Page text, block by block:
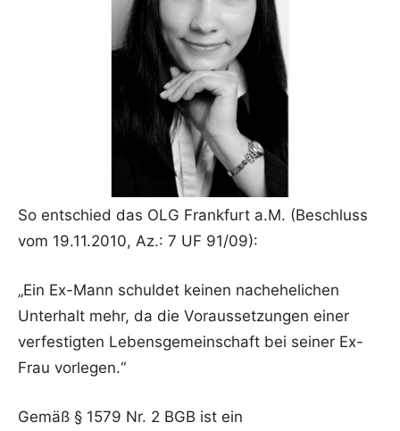
So entschied das OLG Frankfurt a.M. (Beschluss
vom 19.11.2010, Az.: 7 UF 91/09):
„Ein Ex-Mann schuldet keinen nachehelichen
Unterhalt mehr, da die Voraussetzungen einer
verfestigten Lebensgemeinschaft bei seiner Ex-
Frau vorlegen.“
Gemäß § 1579 Nr. 2 BGB ist ein